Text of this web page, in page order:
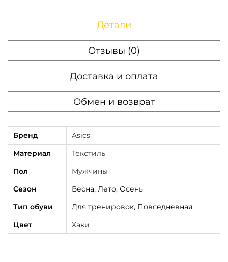
k
Детали
Отзывы (0)
Доставка и оплата
Обмен и возврат
Бренд
Asics
Материал
Текстиль
Пол
Мужчины
Сезон
Весна, Лето, Осень
Тип обуви
Для тренировок, Повседневная
Цвет
Хаки